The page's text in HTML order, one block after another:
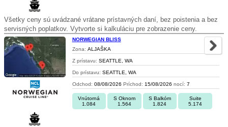
Všetky ceny sú uvádzané vrátane prístavných daní, bez poistenia a bez
servisných poplatkov. Vytvorte si kalkuláciu pre zobrazenie ceny.
NORWEGIAN BLISS
Zona: ALJAŠKA
Z prístavu: SEATTLE, WA
Do prístavu: SEATTLE, WA
Odchod: 08/08/2026 Príchod: 15/08/2026 nocí: 7
Vnútorná
1.084
S Oknom
1.564
S Balkóm
1.824
Suite
5.174